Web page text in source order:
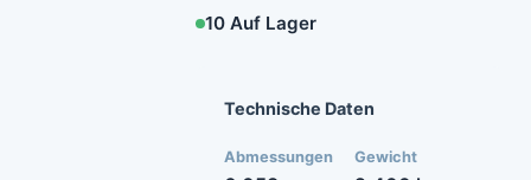
10 Auf Lager
Technische Daten
Abmessungen Gewicht